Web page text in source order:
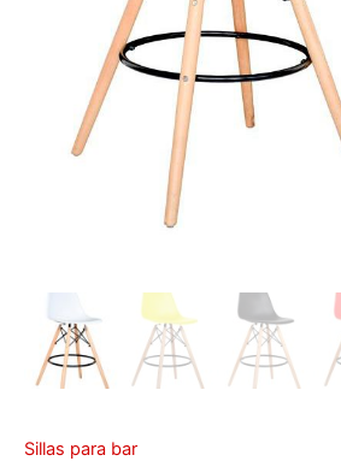
Sillas para bar